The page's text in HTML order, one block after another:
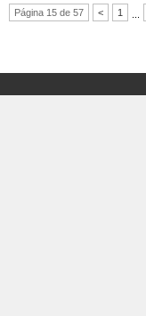
Página 15 de 57 < 1